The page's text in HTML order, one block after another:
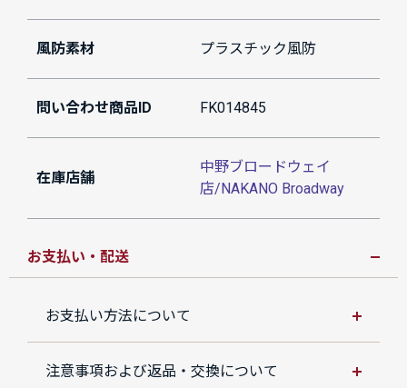
風防素材 プラスチック風防
問い合わせ商品ID FK014845
在庫店舗
中野ブロードウェイ
店/NAKANO Broadway
お支払い・配送
お支払い方法について
注意事項および返品・交換について